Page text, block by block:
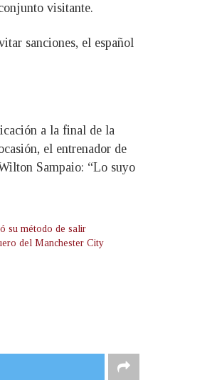
visitante.
sanciones, el español
a la final de la
el entrenador de
Sampaio: “Lo suyo
su método de salir
del Manchester City